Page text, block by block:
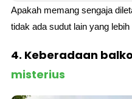
Apakah memang sengaja
tidak ada sudut lain yang
4. Keberadaan
misterius